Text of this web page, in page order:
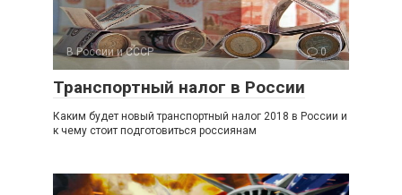
В России и СССР 0
Транспортный налог в России
Каким будет новый транспортный налог 2018 в России и
к чему стоит подготовиться россиянам